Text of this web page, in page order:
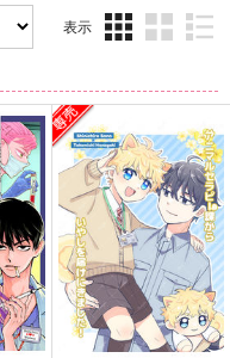
表示
ム
表
示
ム
表
ム
表
示